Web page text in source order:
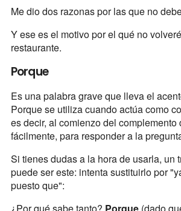
Me dio dos razonas por las que no
Y ese es el motivo por el qué no
restaurante.
Porque
Es una palabra grave que lleva el
Porque se utiliza cuando actúa como
es decir, al comienzo del complemento
fácilmente, para responder a la
Si tienes dudas a la hora de usarla, un
puede ser este: intenta sustituirlo por
puesto que":
¿Por qué sabe tanto? Porque(dado